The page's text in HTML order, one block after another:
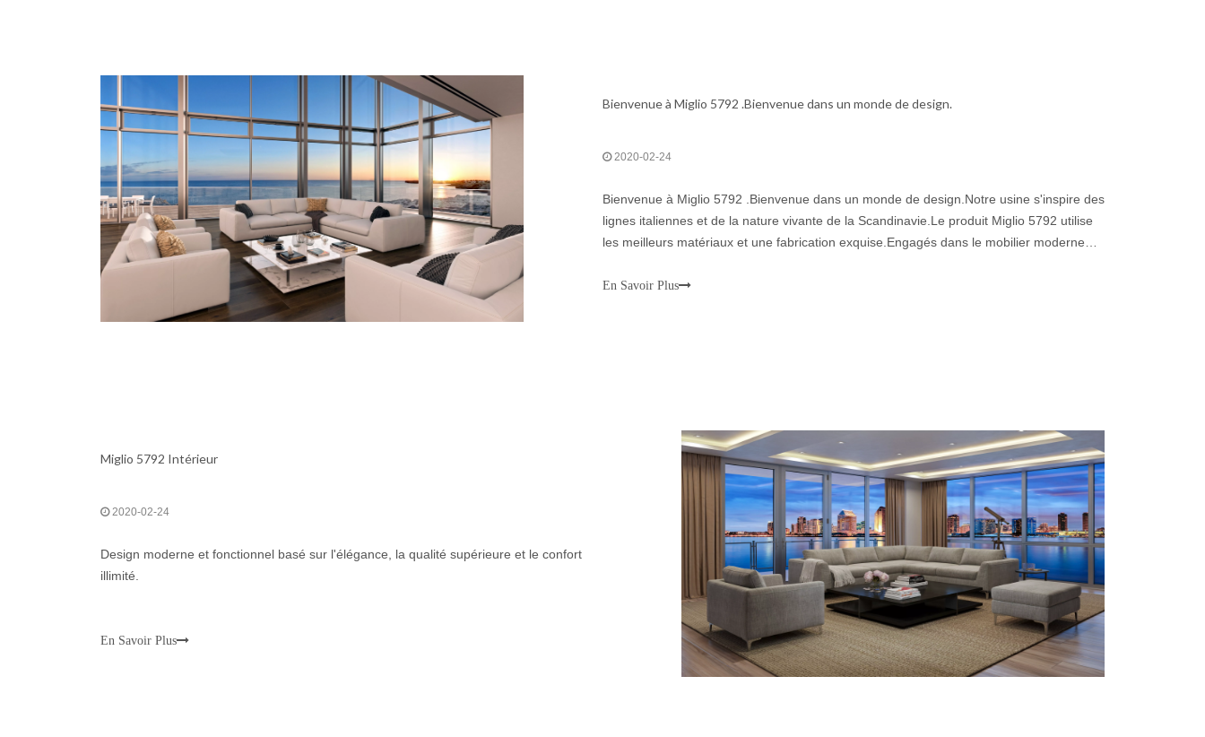
Bienvenue à Miglio 5792 .Bienvenue dans un monde de design.
2020-02-24
Bienvenue à Miglio 5792 .Bienvenue dans un monde de design.Notre usine s'inspire des
lignes italiennes et de la nature vivante de la Scandinavie.Le produit Miglio 5792 utilise
les meilleurs matériaux et une fabrication exquise.Engagés dans le mobilier moderne
En Savoir Plus
Miglio 5792 Intérieur
2020-02-24
Design moderne et fonctionnel basé sur l'élégance, la qualité supérieure et le confort
illimité.
En Savoir Plus